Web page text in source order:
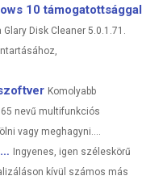
10 támogatottsággal
Disk Cleaner 5.0.1.71.
Komolyabb
nevű multifunkciós
vagy meghagyni....
Ingyenes, igen széleskörű
kívül számos más